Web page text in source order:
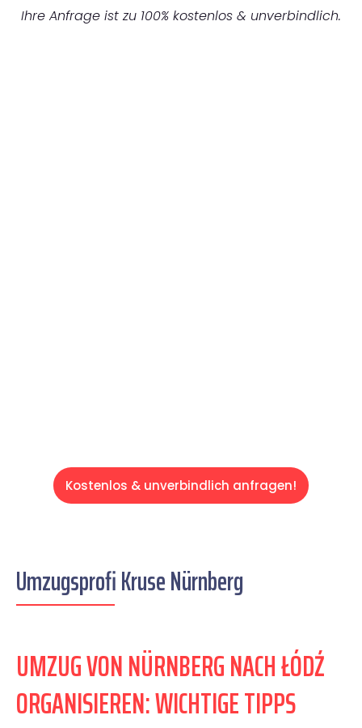
Ihre Anfrage ist zu 100% kostenlos & unverbindlich.
Kostenlos & unverbindlich anfragen!
Umzugsprofi Kruse Nürnberg
UMZUG VON NÜRNBERG NACH ŁÓDŹ
ORGANISIEREN: WICHTIGE TIPPS